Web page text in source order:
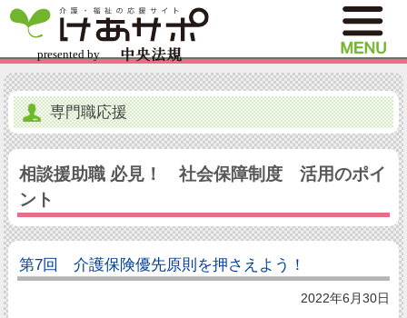
専門職応援
相談援助職 必見！ 社会保障制度 活用のポイ
ント
第7回 介護保険優先原則を押さえよう！
2022年6月30日